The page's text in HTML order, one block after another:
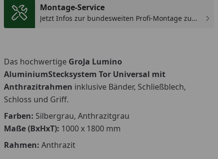
Montage-Service
Jetzt Infos zur bundesweiten Profi-Montage zum
Das hochwertige GroJa Lumino
AluminiumStecksystem Tor Universal mit
Anthrazitrahmen inklusive Bänder, Schließblech,
Schloss und Griff.
Farben: Silbergrau, Anthrazitgrau
Maße (BxHxT): 1000 x 1800 mm
Rahmen: Anthrazit